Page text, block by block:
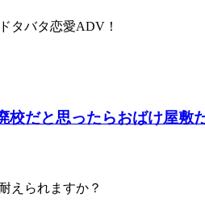
タバタ恋愛ADV！
校だと思ったらおばけ屋敷
えられますか？